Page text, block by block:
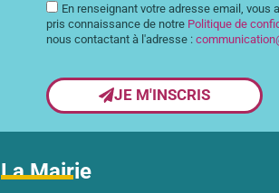
En renseignant votre adresse email,
pris connaissance de notre Politique de
nous contactant à l'adresse :
JE M'INSCRIS
La Mairie